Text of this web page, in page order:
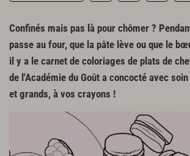
Confinés mais pas là pour chômer ?
passe au four, que la pâte lève ou que le
il y a le carnet de coloriages de plats de
de l'Académie du Goût a concocté avec
et grands, à vos crayons !